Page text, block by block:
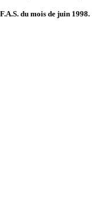
du mois de juin 1998.